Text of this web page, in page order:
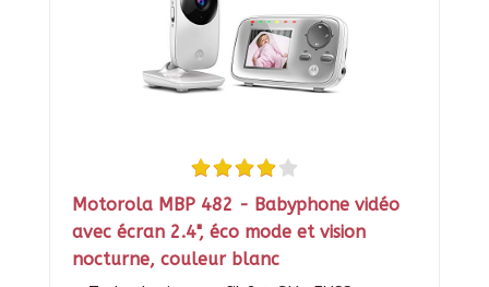
Motorola MBP 482 - Babyphone vidéo
avec écran 2.4", éco mode et vision
nocturne, couleur blanc